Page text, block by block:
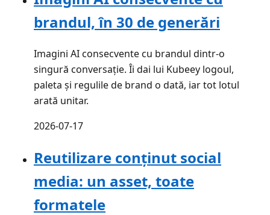
brandul, în 30 de generări
Imagini AI consecvente cu brandul dintr-o
singură conversație. Îi dai lui Kubeey logoul,
paleta și regulile de brand o dată, iar tot lotul
arată unitar.
2026-07-17
Reutilizare conținut social
media: un asset, toate
formatele